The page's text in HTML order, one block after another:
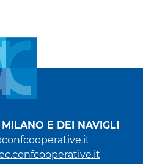
E DEI NAVIGLI